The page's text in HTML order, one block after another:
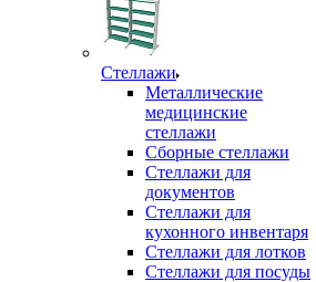
Стеллажи
Металлические
медицинские
стеллажи
Сборные стеллажи
Стеллажи для
документов
Стеллажи для
кухонного инвентаря
Стеллажи для лотков
Стеллажи для посуды